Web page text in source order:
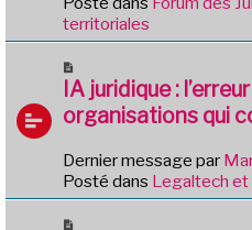
u
m
s
a
e
territoriales
o
u
v
a
u
IA juridique :
organisations qui
Dernier message par
Posté dans Legaltech et